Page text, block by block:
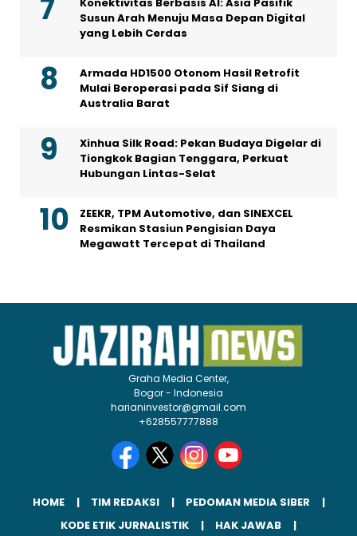
Susun Arah Menuju Masa Depan Digital
yang Lebih Cerdas
Armada HD1500 Otonom Hasil Retrofit
Mulai Beroperasi pada Sif Siang di
Australia Barat
Xinhua Silk Road: Pekan Budaya Digelar di
Tiongkok Bagian Tenggara, Perkuat
Hubungan Lintas-Selat
ZEEKR, TPM Automotive, dan SINEXCEL
Resmikan Stasiun Pengisian Daya
Megawatt Tercepat di Thailand
Graha Media Center,
Bogor - Indonesia
harianinvestor@gmail.com
+628557777888
HOME TIM REDAKSI
PEDOMAN MEDIA SIBER
KODE ETIK JURNALISTIK
HAK JAWAB